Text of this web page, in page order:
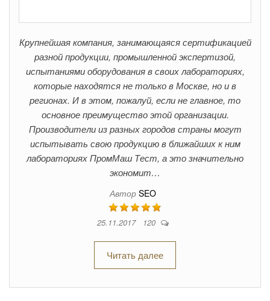
Крупнейшая компания, занимающаяся сертификацией
разной продукции, промышленной экспертизой,
испытаниями оборудования в своих лабораториях,
которые находятся не только в Москве, но и в
регионах. И в этом, пожалуй, если не главное, то
основное преимущество этой организации.
Производители из разных городов страны могут
испытывать свою продукцию в ближайших к ним
лабораториях ПромМаш Тест, а это значительно
экономит…
Автор SEO
25.11.2017 120
Читать далее